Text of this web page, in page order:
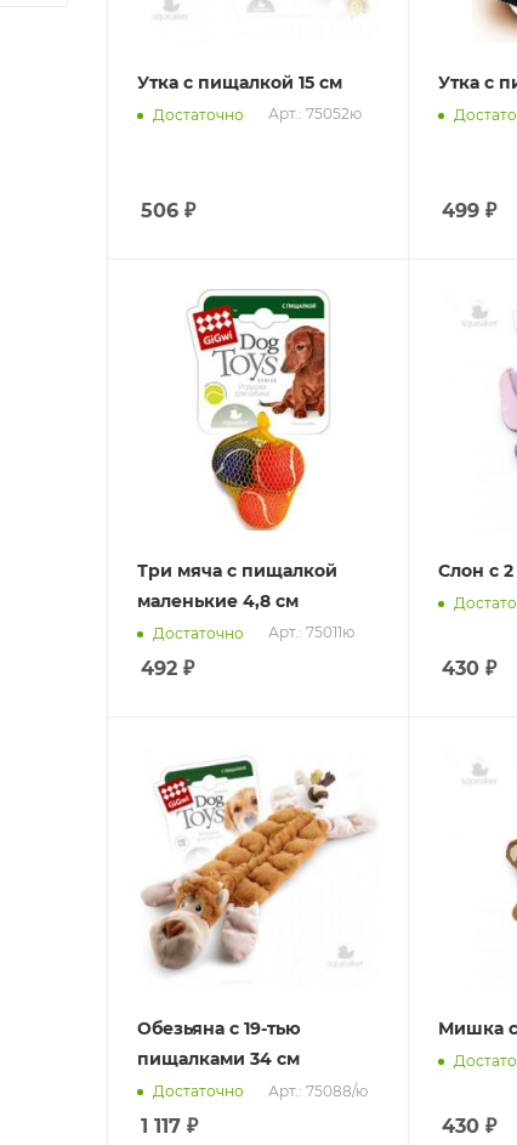
Утка с пищалкой 15 см
Достаточно Арт.: 75052ю
506 ₽
Утка с
499 ₽
Три мяча с пищалкой
маленькие 4,8 см
Достаточно Арт.: 75011ю
492 ₽
Слон с
430 ₽
Обезьяна с 19-тью
пищалками 34 см
Достаточно Арт.: 75088/ю
1 117 ₽
Мишка
430 ₽